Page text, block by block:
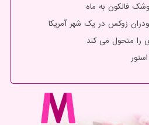
فالکون به ماه
زوکس در یک شهر آمریکا
متحول می کند